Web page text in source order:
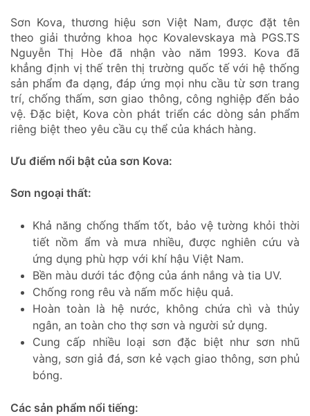
Sơn Kova, thương hiệu sơn Việt Nam, được đặt tên
theo giải thưởng khoa học Kovalevskaya mà PGS.TS
Nguyễn Thị Hòe đã nhận vào năm 1993. Kova đã
khẳng định vị thế trên thị trường quốc tế với hệ thống
sản phẩm đa dạng, đáp ứng mọi nhu cầu từ sơn trang
trí, chống thấm, sơn giao thông, công nghiệp đến bảo
vệ. Đặc biệt, Kova còn phát triển các dòng sản phẩm
riêng biệt theo yêu cầu cụ thể của khách hàng.
Ưu điểm nổi bật của sơn Kova:
Sơn ngoại thất:
Khả năng chống thấm tốt, bảo vệ tường khỏi thời
tiết nồm ẩm và mưa nhiều, được nghiên cứu và
ứng dụng phù hợp với khí hậu Việt Nam.
Bền màu dưới tác động của ánh nắng và tia UV.
Chống rong rêu và nấm mốc hiệu quả.
Hoàn toàn là hệ nước, không chứa chì và thủy
ngân, an toàn cho thợ sơn và người sử dụng.
Cung cấp nhiều loại sơn đặc biệt như sơn nhũ
vàng, sơn giả đá, sơn kẻ vạch giao thông, sơn phủ
bóng.
Các sản phẩm nổi tiếng: